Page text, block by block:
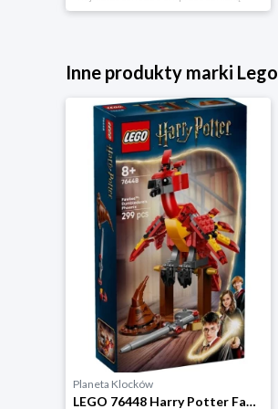
Inne produkty marki Lego
Planeta Klocków
LEGO 76448 Harry Potter Fawkes feniks Dumbledore'a Lego